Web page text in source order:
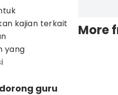
kajian terkait
yang
guru
More